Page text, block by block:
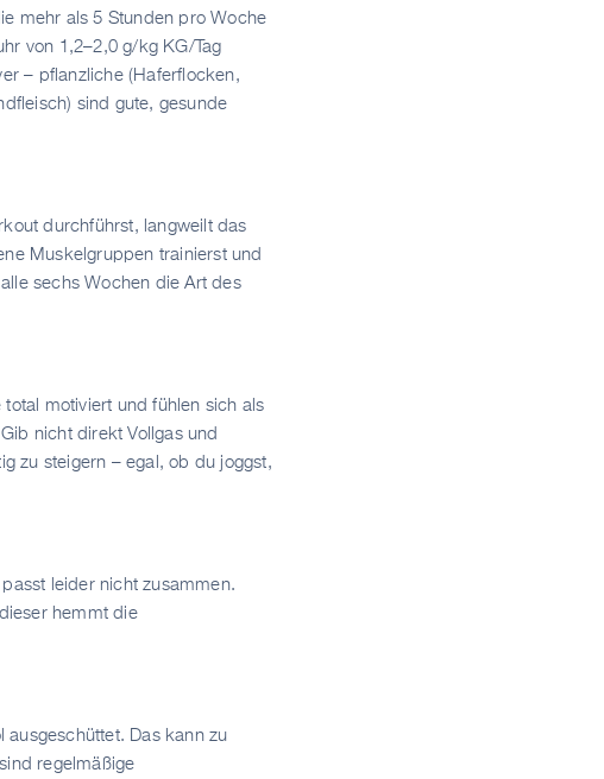
mehr als 5 Stunden pro Woche
von 1,2–2,0 g/kg KG/Tag
– pflanzliche (Haferflocken,
sind gute, gesunde
durchführst, langweilt das
Muskelgruppen trainierst und
sechs Wochen die Art des
total motiviert und fühlen sich als
nicht direkt Vollgas und
zu steigern – egal, ob du joggst,
leider nicht zusammen.
hemmt die
Das kann zu
regelmäßige